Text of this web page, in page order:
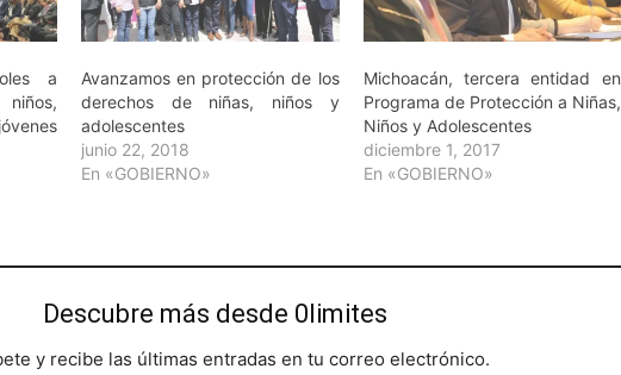
a
Avanzamos en protección de los
derechos de niñas, niños y
adolescentes
junio 22, 2018
En «GOBIERNO»
Michoacán, tercera entidad en
Programa de Protección a Niñas,
Niños y Adolescentes
diciembre 1, 2017
En «GOBIERNO»
Descubre más desde 0limites
y recibe las últimas entradas en tu correo electrónico.